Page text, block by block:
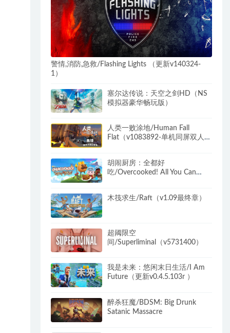
警情,消防,急救/Flashing Lights （更新v140324-
1）
塞尔达传说：天空之剑HD（NS
模拟器豪华畅玩版）
人类一败涂地/Human Fall
Flat（v1083892-单机同屏双人网
胡闹厨房：全都好
吃/Overcooked! All You Can
木筏求生/Raft（v1.09最终章）
超阈限空
间/Superliminal（v5731400）
我是未来：悠闲末日生活/I Am
Future（更新v0.4.5.103r ）
醉杀狂魔/BDSM: Big Drunk
Satanic Massacre